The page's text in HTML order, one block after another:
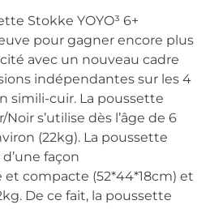
Stokke YOYO³ 6+
pour gagner encore plus
avec un nouveau cadre
indépendantes sur les 4
simili-cuir. La poussette
Noir s’utilise dès l’âge de 6
(22kg). La poussette
façon
compacte (52*44*18cm) et
De ce fait, la poussette